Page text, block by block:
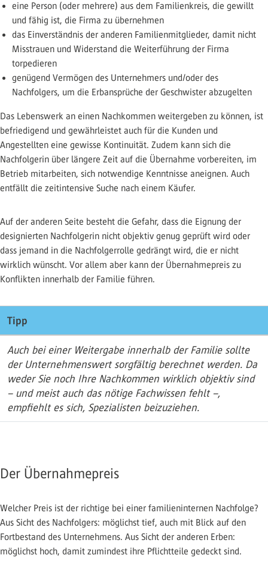
eine Person (oder mehrere) aus dem Familienkreis, die gewillt
und fähig ist, die Firma zu übernehmen
das Einverständnis der anderen Familienmitglieder, damit nicht
Misstrauen und Widerstand die Weiterführung der Firma
torpedieren
genügend Vermögen des Unternehmers und/oder des
Nachfolgers, um die Erbansprüche der Geschwister abzugelten
Das Lebenswerk an einen Nachkommen weitergeben zu können, ist
befriedigend und gewährleistet auch für die Kunden und
Angestellten eine gewisse Kontinuität. Zudem kann sich die
Nachfolgerin über längere Zeit auf die Übernahme vorbereiten, im
Betrieb mitarbeiten, sich notwendige Kenntnisse aneignen. Auch
entfällt die zeitintensive Suche nach einem Käufer.
Auf der anderen Seite besteht die Gefahr, dass die Eignung der
designierten Nachfolgerin nicht objektiv genug geprüft wird oder
dass jemand in die Nachfolgerrolle gedrängt wird, die er nicht
wirklich wünscht. Vor allem aber kann der Übernahmepreis zu
Konflikten innerhalb der Familie führen.
Tipp
Auch bei einer Weitergabe innerhalb der Familie sollte
der Unternehmenswert sorgfältig berechnet werden. Da
weder Sie noch Ihre Nachkommen wirklich objektiv sind
– und meist auch das nötige Fachwissen fehlt –,
empfiehlt es sich, Spezialisten beizuziehen.
Der Übernahmepreis
Welcher Preis ist der richtige bei einer familieninternen Nachfolge?
Aus Sicht des Nachfolgers: möglichst tief, auch mit Blick auf den
Fortbestand des Unternehmens. Aus Sicht der anderen Erben:
möglichst hoch, damit zumindest ihre Pflichtteile gedeckt sind.